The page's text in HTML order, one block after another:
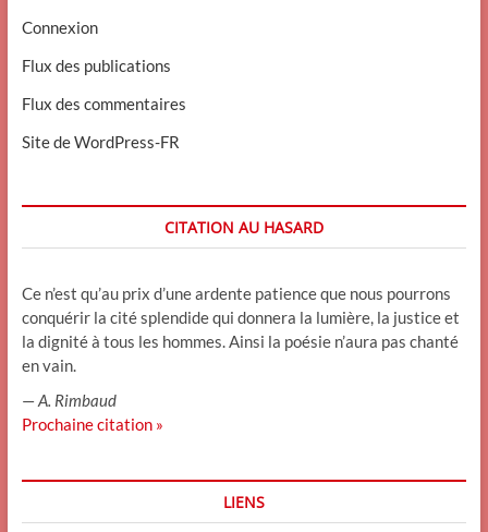
Connexion
Flux des publications
Flux des commentaires
Site de WordPress-FR
CITATION AU HASARD
Ce n’est qu’au prix d’une ardente patience que nous pourrons
conquérir la cité splendide qui donnera la lumière, la justice et
la dignité à tous les hommes. Ainsi la poésie n’aura pas chanté
en vain.
—A. Rimbaud
Prochaine citation »
LIENS